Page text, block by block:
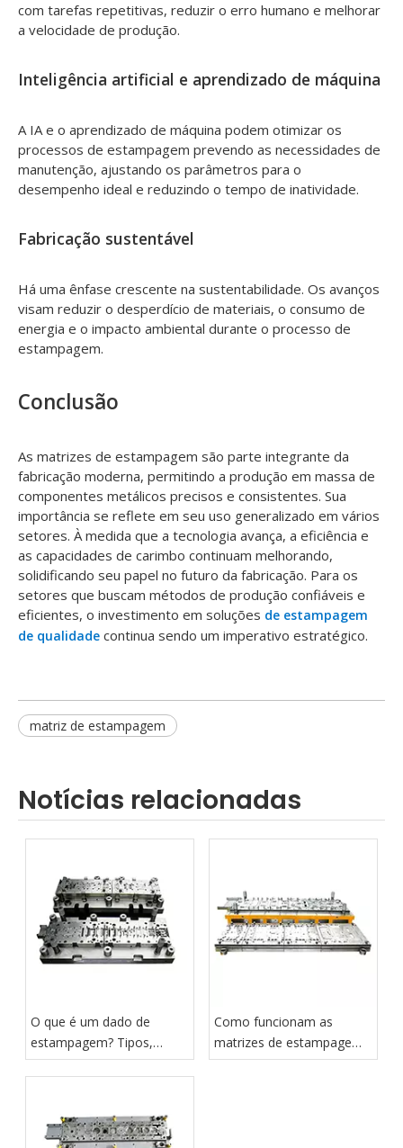
com tarefas repetitivas, reduzir o erro humano e melhorar
a velocidade de produção.
Inteligência artificial e aprendizado de máquina
A IA e o aprendizado de máquina podem otimizar os
processos de estampagem prevendo as necessidades de
manutenção, ajustando os parâmetros para o
desempenho ideal e reduzindo o tempo de inatividade.
Fabricação sustentável
Há uma ênfase crescente na sustentabilidade. Os avanços
visam reduzir o desperdício de materiais, o consumo de
energia e o impacto ambiental durante o processo de
estampagem.
Conclusão
As matrizes de estampagem são parte integrante da
fabricação moderna, permitindo a produção em massa de
componentes metálicos precisos e consistentes. Sua
importância se reflete em seu uso generalizado em vários
setores. À medida que a tecnologia avança, a eficiência e
as capacidades de carimbo continuam melhorando,
solidificando seu papel no futuro da fabricação. Para os
setores que buscam métodos de produção confiáveis ​​e
eficientes, o investimento em soluções de estampagem
de qualidade continua sendo um imperativo estratégico.
matriz de estampagem
Notícias relacionadas
O que é um dado de
estampagem? Tipos,
Design, Custo e Aplicações
Como funcionam as
matrizes de estampagem:
estrutura, processo e